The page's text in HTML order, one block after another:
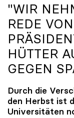
"WIR
REDE VON
HÜTTER
EGEN
Durch die
den Herbst ist
Universitäten